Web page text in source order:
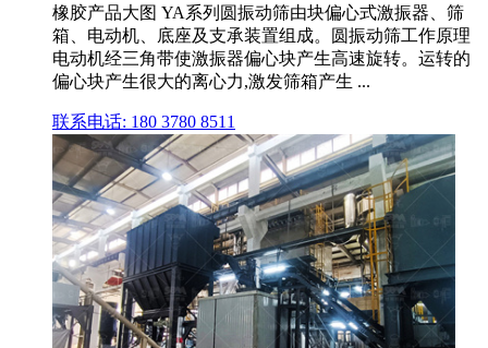
橡胶产品大图 YA系列圆振动筛由块偏心式激振器、筛
箱、电动机、底座及支承装置组成。圆振动筛工作原理
电动机经三角带使激振器偏心块产生高速旋转。运转的
偏心块产生很大的离心力,激发筛箱产生 ...
联系电话: 180 3780 8511